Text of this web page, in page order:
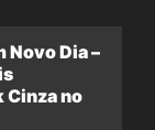
Novo Dia –
Cinza no